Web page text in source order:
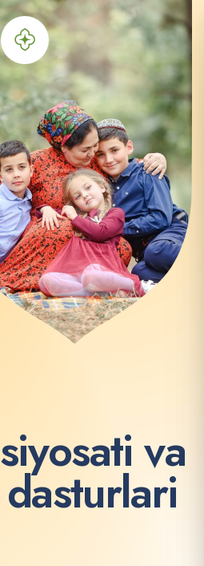
siyosati va
dasturlari